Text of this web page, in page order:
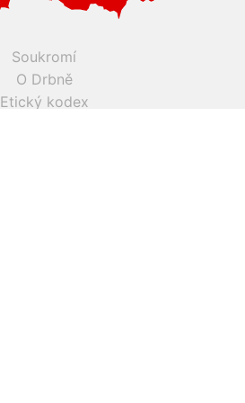
Soukromí
O Drbně
Etický kodex